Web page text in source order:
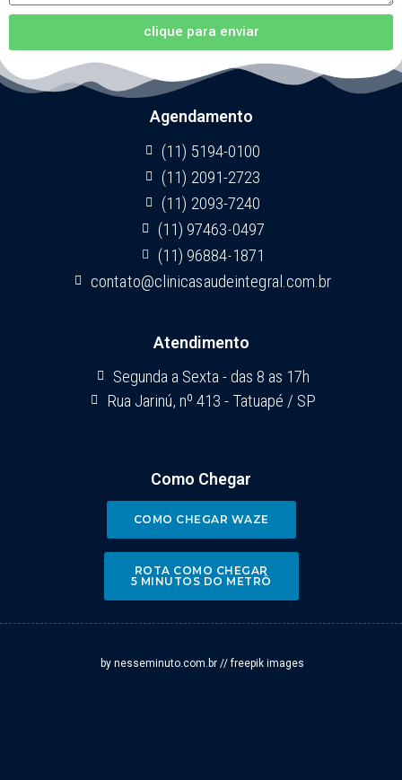
clique para enviar
Agendamento
(11) 5194-0100
(11) 2091-2723
(11) 2093-7240
(11) 97463-0497
(11) 96884-1871
contato@clinicasaudeintegral.com.br
Atendimento
Segunda a Sexta - das 8 as 17h
Rua Jarinú, nº 413 - Tatuapé / SP
Como Chegar
COMO CHEGAR WAZE
ROTA COMO CHEGAR
5 MINUTOS DO METRÔ
by nesseminuto.com.br // freepik images